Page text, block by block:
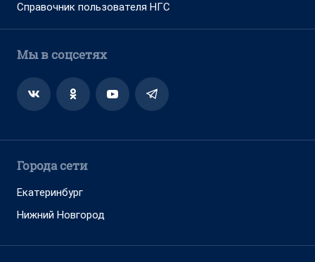
Справочник пользователя НГС
Мы в соцсетях
Города сети
Екатеринбург
Нижний Новгород